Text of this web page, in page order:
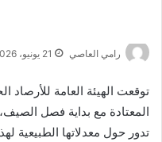
رامي العاصي 21 يونيو، 2026
توقعت الهيئة العامة للأرصاد
المعتادة مع بداية فصل
تدور حول معدلاتها الطبيعية